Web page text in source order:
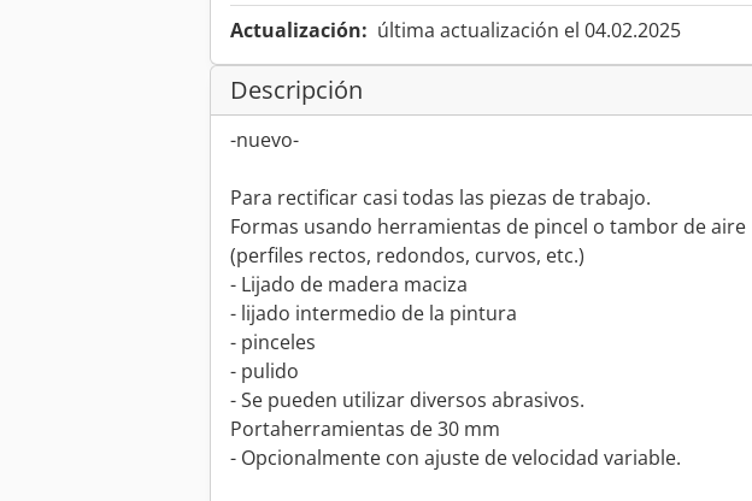
Actualización: última actualización el 04.02.2025
Descripción
-nuevo-
Para rectificar casi todas las piezas de trabajo.
Formas usando herramientas de pincel o tambor de aire
(perfiles rectos, redondos, curvos, etc.)
- Lijado de madera maciza
- lijado intermedio de la pintura
- pinceles
- pulido
- Se pueden utilizar diversos abrasivos.
Portaherramientas de 30 mm
- Opcionalmente con ajuste de velocidad variable.